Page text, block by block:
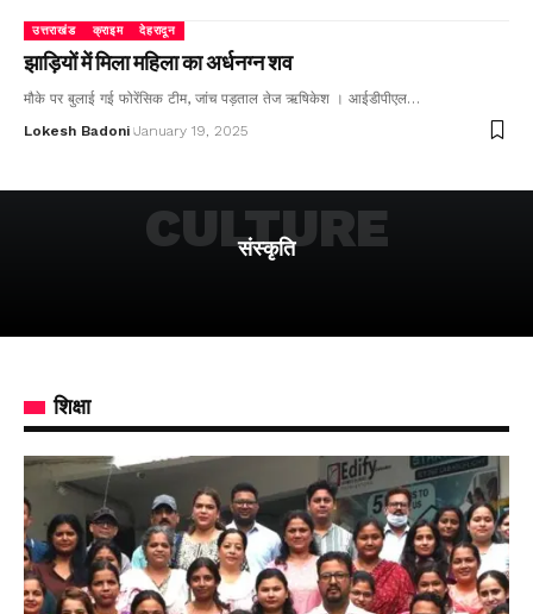
उत्तराखंड क्राइम देहरादून
झाड़ियों में मिला महिला का अर्धनग्न शव
मौके पर बुलाई गई फोरेंसिक टीम, जांच पड़ताल तेज ऋषिकेश । आईडीपीएल…
Lokesh Badoni January 19, 2025
संस्कृति
CULTURE
शिक्षा